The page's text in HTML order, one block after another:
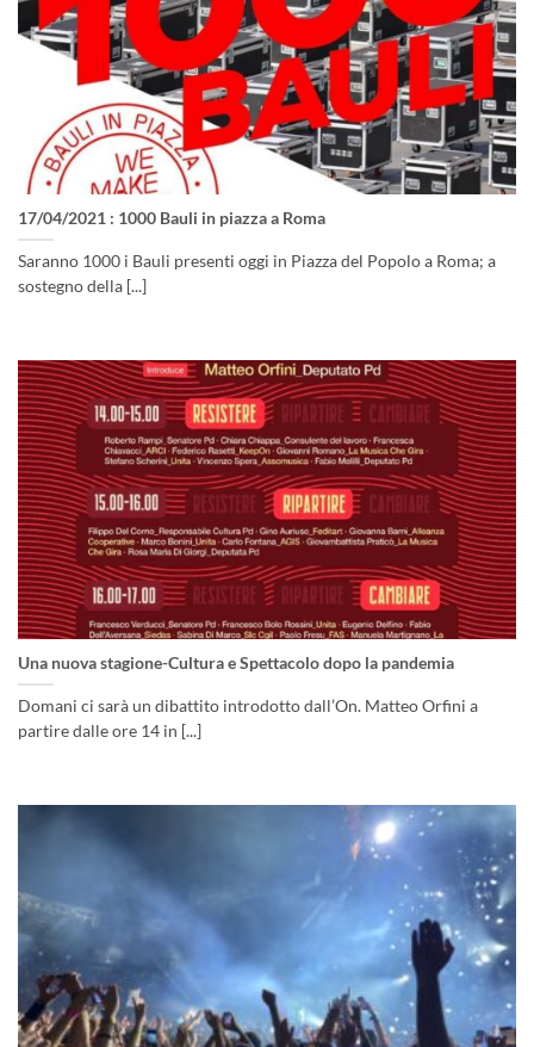
17/04/2021 : 1000 Bauli in piazza a Roma
Saranno 1000 i Bauli presenti oggi in Piazza del Popolo a Roma; a
sostegno della [...]
Una nuova stagione-Cultura e Spettacolo dopo la pandemia
Domani ci sarà un dibattito introdotto dall’On. Matteo Orfini a
partire dalle ore 14 in [...]